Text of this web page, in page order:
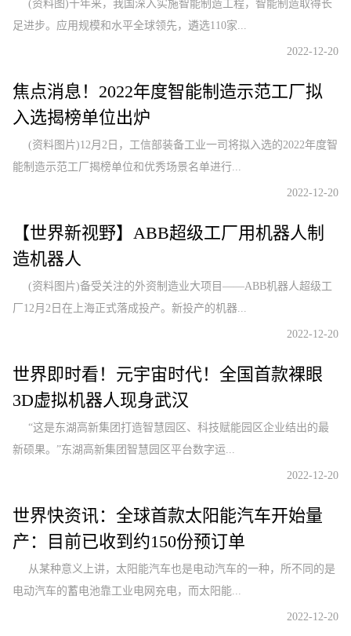
(资料图)十年来，我国深入实施智能制造工程，智能制造取得长
足进步。应用规模和水平全球领先，遴选110家...
2022-12-20
焦点消息！2022年度智能制造示范工厂拟
入选揭榜单位出炉
(资料图片)12月2日，工信部装备工业一司将拟入选的2022年度智
能制造示范工厂揭榜单位和优秀场景名单进行...
2022-12-20
【世界新视野】ABB超级工厂用机器人制
造机器人
(资料图片)备受关注的外资制造业大项目——ABB机器人超级工
厂12月2日在上海正式落成投产。新投产的机器...
2022-12-20
世界即时看！元宇宙时代！全国首款裸眼
3D虚拟机器人现身武汉
“这是东湖高新集团打造智慧园区、科技赋能园区企业结出的最
新硕果。”东湖高新集团智慧园区平台数字运...
2022-12-20
世界快资讯：全球首款太阳能汽车开始量
产：目前已收到约150份预订单
从某种意义上讲，太阳能汽车也是电动汽车的一种，所不同的是
电动汽车的蓄电池靠工业电网充电，而太阳能...
2022-12-20